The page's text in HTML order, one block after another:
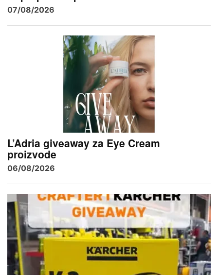
07/08/2026
L’Adria giveaway za Eye Cream
proizvode
06/08/2026